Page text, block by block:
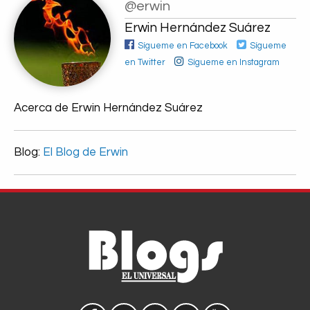
@erwin
Erwin Hernández Suárez
Sígueme en Facebook
Sígueme
en Twitter
Sígueme en Instagram
Acerca de Erwin Hernández Suárez
Blog: El Blog de Erwin